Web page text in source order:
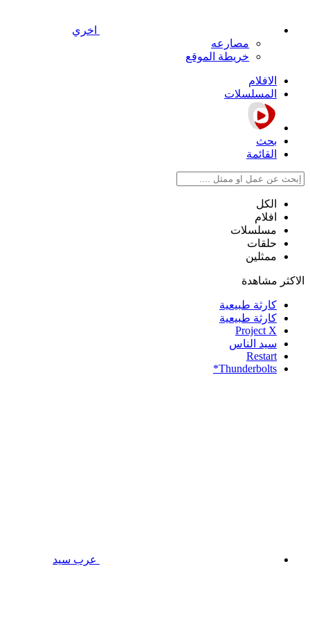
اخري
مصارعه
خريطة الموقع
الافلام
المسلسلات
بحث
القائمة
الكل
افلام
مسلسلات
حلقات
ممثلين
الاكثر مشاهدة
كارثة طبيعية
كارثة طبيعية
Project X
سيد الناس
Restart
Thunderbolts*
عرب سيد